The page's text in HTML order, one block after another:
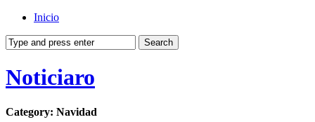
Inicio
Noticiaro
Category: Navidad